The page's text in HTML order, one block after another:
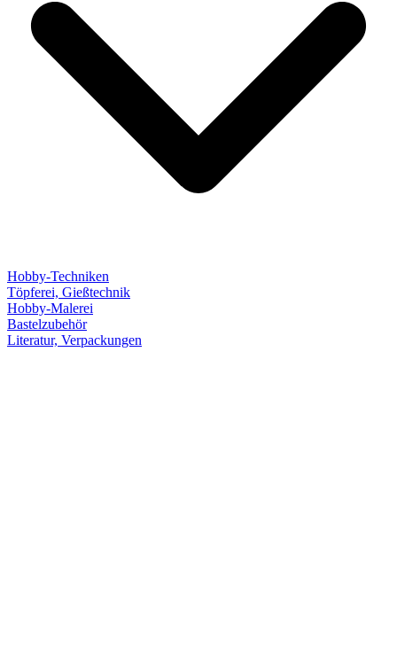
Hobby-Techniken
Töpferei, Gießtechnik
Hobby-Malerei
Bastelzubehör
Literatur, Verpackungen